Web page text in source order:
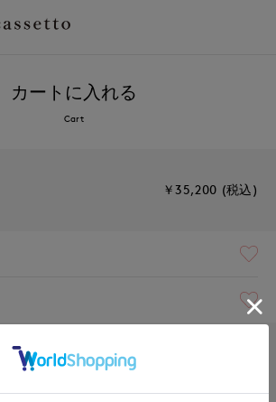
カートに入れる
Cart
￥35,200 (税込)